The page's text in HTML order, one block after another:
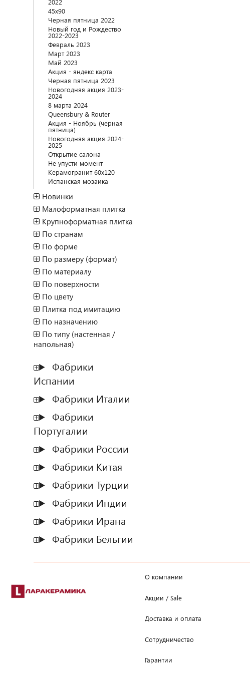
2022
45x90
Черная пятница 2022
Новый год и Рождество
2022-2023
Февраль 2023
Март 2023
Май 2023
Акция - яндекс карта
Черная пятница 2023
Новогодняя акция 2023-
2024
8 марта 2024
Queensbury & Router
Акция - Ноябрь (черная
пятница)
Новогодняя акция 2024-
2025
Открытие салона
Не упусти момент
Керамогранит 60х120
Испанская мозаика
Новинки
Малоформатная плитка
Крупноформатная плитка
По странам
По форме
По размеру (формат)
По материалу
По поверхности
По цвету
Плитка под имитацию
По назначению
По типу (настенная /
напольная)
Фабрики
Испании
Фабрики Италии
Фабрики
Португалии
Фабрики России
Фабрики Китая
Фабрики Турции
Фабрики Индии
Фабрики Ирана
Фабрики Бельгии
О компании
Акции / Sale
Доставка и оплата
Сотрудничество
Гарантии